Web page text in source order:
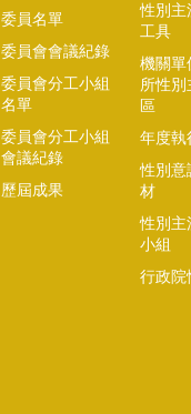
委員名單
委員會會議紀錄
委員會分工小組
名單
委員會分工小組
會議紀錄
歷屆成果
性別主
工具
機關單
所性別
區
年度執
性別意
材
性別主
小組
行政院